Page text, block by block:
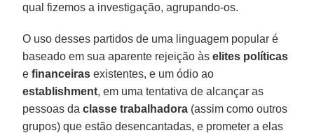
qual fizemos a investigação, agrupando-os.
O uso desses partidos de uma linguagem popular é
baseado em sua aparente rejeição àselites políticas
efinanceiras existentes, e um ódio ao
establishment, em uma tentativa de alcançar as
pessoas daclasse trabalhadora (assim como outros
grupos) que estão desencantadas, e prometer a elas